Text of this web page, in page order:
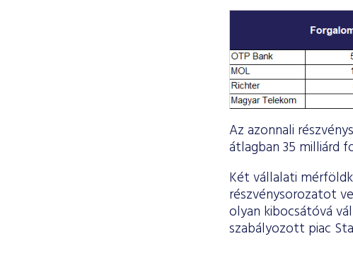
Az azonnali
átlagban 35 milliárd
Két vállalati
részvénysorozatot
olyan kibocsátóvá
szabályozott piac